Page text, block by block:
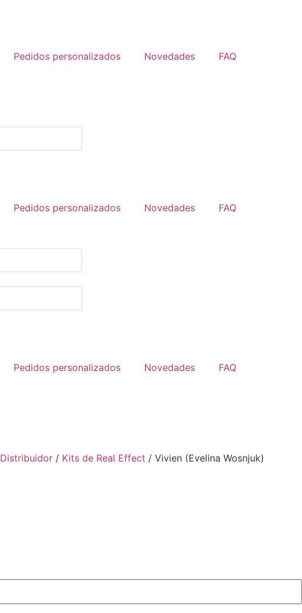
Pedidos personalizados Novedades FAQ
Pedidos personalizados Novedades FAQ
Pedidos personalizados Novedades FAQ
Distribuidor / Kits de Real Effect / Vivien (Evelina Wosnjuk)